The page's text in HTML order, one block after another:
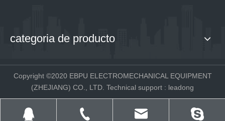
categoria de producto
Copyright ©2020 EBPU ELECTROMECHANICAL EQUIPMENT
(ZHEJIANG) CO., LTD. Technical support : leadong